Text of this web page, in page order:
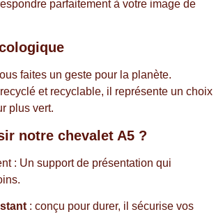
parfaitement à votre image de
faites un geste pour la planète.
et recyclable, il représente un choix
plus vert.
notre chevalet A5 ?
: Un support de présentation qui
: conçu pour durer, il sécurise vos